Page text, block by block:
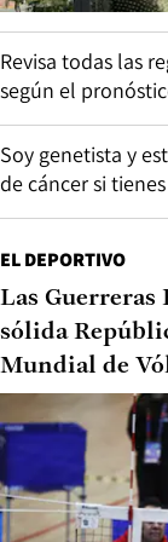
Revisa todas las
según el
Soy genetista y
de cáncer si
EL DEPORTIVO
Las Guerreras
sólida
Mundial de